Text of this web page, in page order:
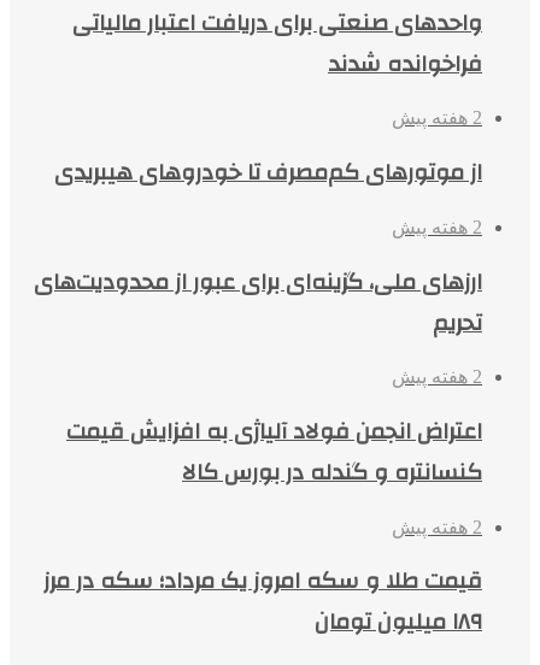
واحدهای صنعتی برای دریافت اعتبار مالیاتی
فراخوانده شدند
2 هفته پیش
از موتورهای کم‌مصرف تا خودروهای هیبریدی
2 هفته پیش
ارزهای ملی، گزینه‌ای برای عبور از محدودیت‌های
تحریم
2 هفته پیش
اعتراض انجمن فولاد آلیاژی به افزایش قیمت
کنسانتره و گندله در بورس کالا
2 هفته پیش
قیمت طلا و سکه امروز یک مرداد؛ سکه در مرز
۱۸۹ میلیون تومان